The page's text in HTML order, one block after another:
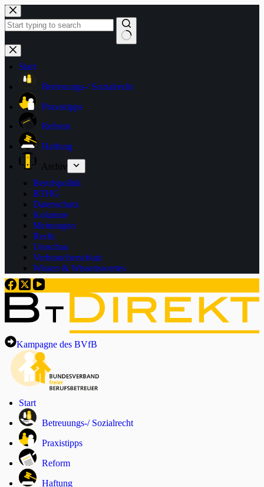
Zum
Inhalt
springen
Keine
Ergebnisse
Start
Betreuungs-/ Sozialrecht
Praxistipps
Reform
Haftung
Archiv
Berufspolitik
BTHG
Datenschutz
Kolumne
Meinungen
Recht
Umschau
Verbraucherschutz
Wissen & Wissenswertes
Kampagne des BVfB
Start
Betreuungs-/ Sozialrecht
Praxistipps
Reform
Haftung